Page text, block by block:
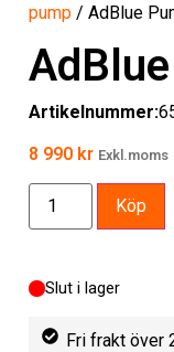
pump / AdBlue
Artikelnummer:
8 990 kr Exkl.moms
Slut i lager
Köp
Fri frakt över